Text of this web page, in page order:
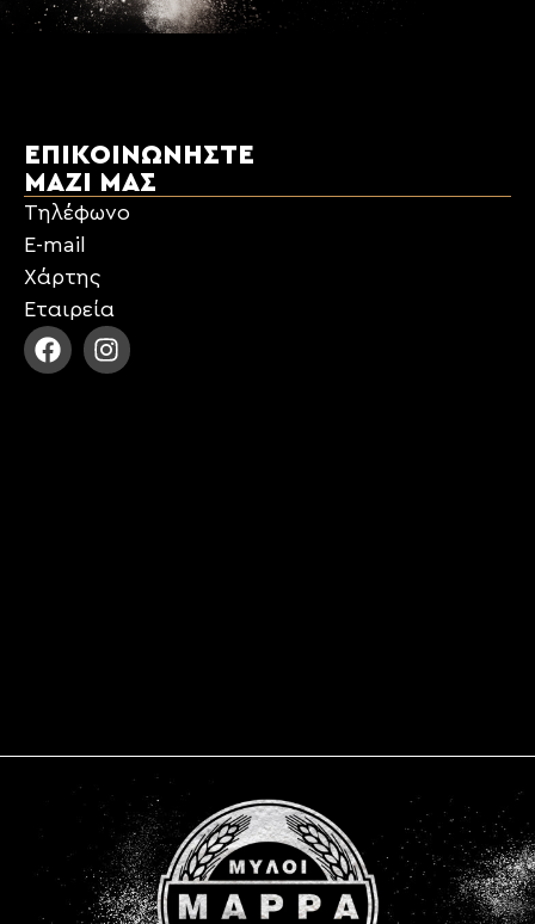
ΕΠΙΚΟΙΝΩΝΉΣΤΕ
ΜΑΖΊ ΜΑΣ
Τηλέφωνο
E-mail
Χάρτης
Εταιρεία